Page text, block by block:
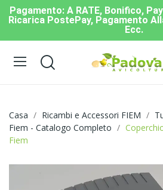
Pagamento: A RATE, Bonifico,
Ricarica PostePay, Pagamento
Ecc.
Casa Ricambi e Accessori FIEM
Fiem - Catalogo Completo
Fiem